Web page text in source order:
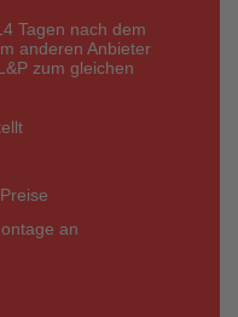
Tagen nach dem
anderen Anbieter
zum gleichen
an